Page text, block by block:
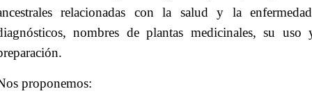
relacionadas con la salud y la
nombres de plantas medicinales, su uso
proponemos: